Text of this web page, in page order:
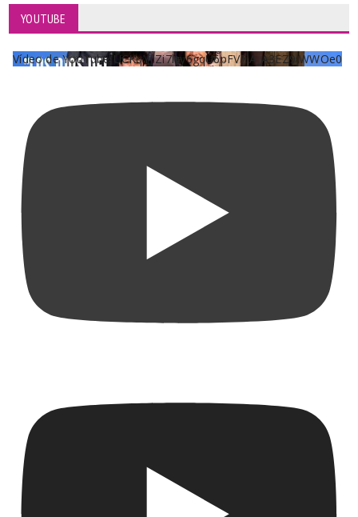
YOUTUBE
Vídeo de YouTube UCKqYjiZi7lzy6gqU6pFVFiA_A3EZ9JWWOe0